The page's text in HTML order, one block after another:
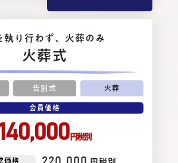
執り⾏わず、⽕葬のみ
火葬式
告別式 火葬
会員価格
円税別
価格